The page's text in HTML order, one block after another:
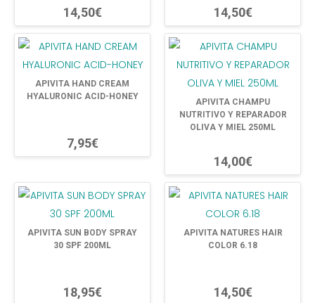
14,50€ 14,50€
APIVITA HAND CREAM
HYALURONIC ACID-HONEY
7,95€
APIVITA CHAMPU
NUTRITIVO Y REPARADOR
OLIVA Y MIEL 250ML
14,00€
APIVITA SUN BODY SPRAY
30 SPF 200ML
18,95€
APIVITA NATURES HAIR
COLOR 6.18
14,50€